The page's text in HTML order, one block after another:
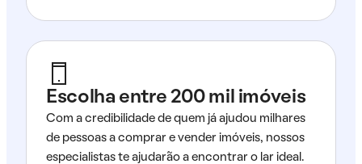
Escolha entre 200 mil imóveis
Com a credibilidade de quem já ajudou milhares
de pessoas a comprar e vender imóveis, nossos
especialistas te ajudarão a encontrar o lar ideal.